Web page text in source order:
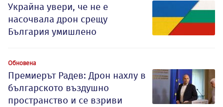
Украйна увери, че не е
насочвала дрон срещу
България умишлено
Обновена
Премиерът Радев: Дрон нахлу в
българското въздушно
пространство и се взриви